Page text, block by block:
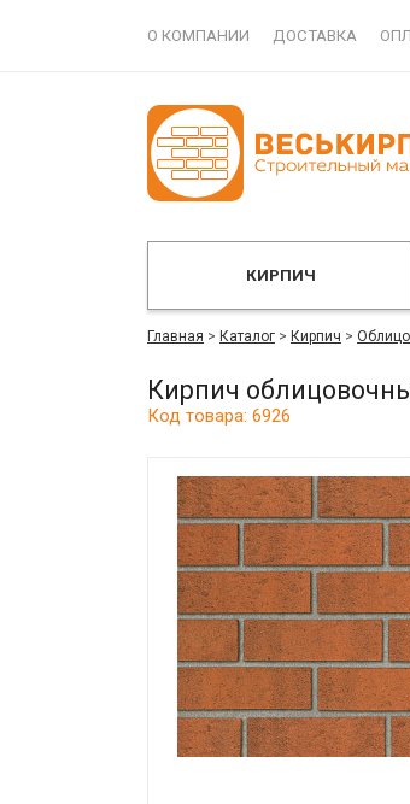
О КОМПАНИИ ДОСТАВКА
КИРПИЧ
Главная > Каталог > Кирпич >
Кирпич
Код товара: 6926